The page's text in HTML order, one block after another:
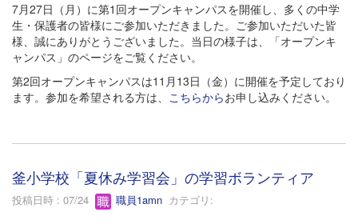
7月27日（月）に第1回オープンキャンパスを開催し、多くの中学
生・保護者の皆様にご参加いただきました。ご参加いただいた皆
様、誠にありがとうございました。当日の様子は、「オープンキ
ャンパス」のページをご覧ください。
第2回オープンキャンパスは11月13日（金）に開催を予定しており
ます。参加を希望される方は、 こちらからお申し込みください。
釜小学校「夏休み学習会」の学習ボランティア
投稿日時 : 07/24 職員1amn カテゴリ: